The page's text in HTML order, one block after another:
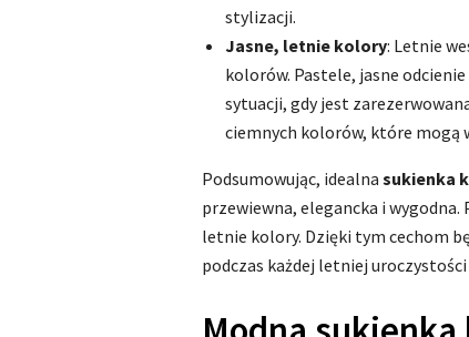
stylizacji.
Jasne, letnie kolory: Letnie
kolorów. Pastele, jasne
sytuacji, gdy jest
ciemnych kolorów, które mogą
Podsumowując, idealna sukienka
przewiewna, elegancka i
letnie kolory. Dzięki tym cechom
podczas każdej letniej